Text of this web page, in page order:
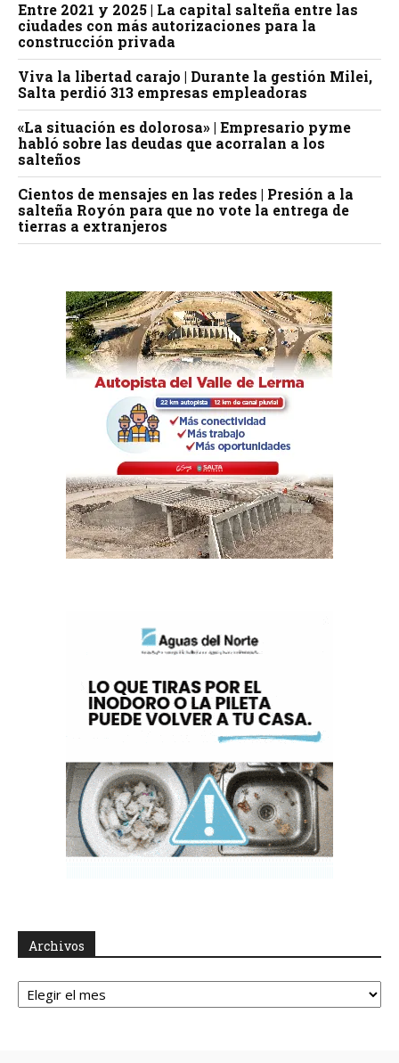
Entre 2021 y 2025 | La capital salteña entre las
ciudades con más autorizaciones para la
construcción privada
Viva la libertad carajo | Durante la gestión Milei,
Salta perdió 313 empresas empleadoras
«La situación es dolorosa» | Empresario pyme
habló sobre las deudas que acorralan a los
salteños
Cientos de mensajes en las redes | Presión a la
salteña Royón para que no vote la entrega de
tierras a extranjeros
Archivos
Archivos